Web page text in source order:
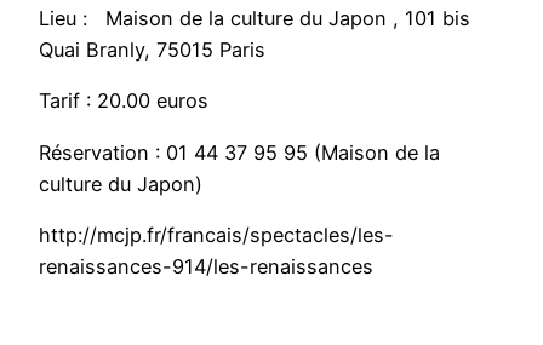
Lieu : Maison de la culture du Japon , 101 bis
Quai Branly, 75015 Paris
Tarif : 20.00 euros
Réservation : 01 44 37 95 95 (Maison de la
culture du Japon)
http://mcjp.fr/francais/spectacles/les-
renaissances-914/les-renaissances